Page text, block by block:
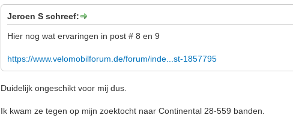
Jeroen S schreef:
Hier nog wat ervaringen in post # 8 en 9
https://www.velomobilforum.de/forum/inde...st-1857795
Duidelijk ongeschikt voor mij dus.
Ik kwam ze tegen op mijn zoektocht naar Continental 28-559 banden.